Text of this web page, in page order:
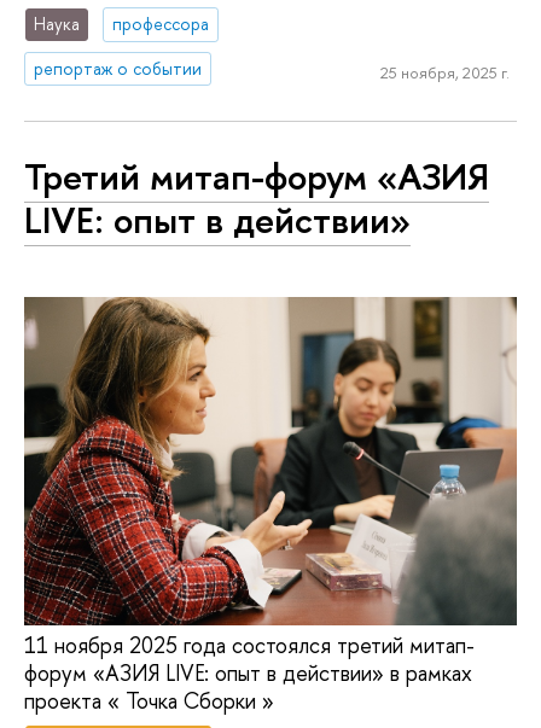
Наука
профессора
репортаж о событии
25 ноября, 2025 г.
Третий митап-форум «АЗИЯ
LIVE: опыт в действии»
11 ноября 2025 года состоялся третий митап-
форум «АЗИЯ LIVE: опыт в действии» в рамках
проекта « Точка Сборки »